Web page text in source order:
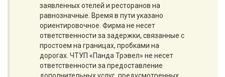
заявленных отелей и ресторанов на
равнозначные. Время в пути указано
ориентировочное. Фирма не несет
ответственности за задержки, связанные с
простоем на границах, пробками на
дорогах. ЧТУП «Панда Трэвел» не несет
ответственности за предоставление